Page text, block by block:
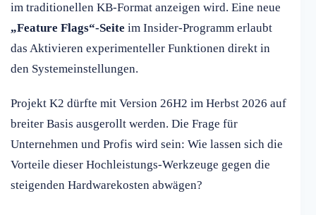
im traditionellen KB-Format anzeigen wird. Eine neue
„Feature Flags“-Seite im Insider-Programm erlaubt
das Aktivieren experimenteller Funktionen direkt in
den Systemeinstellungen.
Projekt K2 dürfte mit Version 26H2 im Herbst 2026 auf
breiter Basis ausgerollt werden. Die Frage für
Unternehmen und Profis wird sein: Wie lassen sich die
Vorteile dieser Hochleistungs-Werkzeuge gegen die
steigenden Hardwarekosten abwägen?